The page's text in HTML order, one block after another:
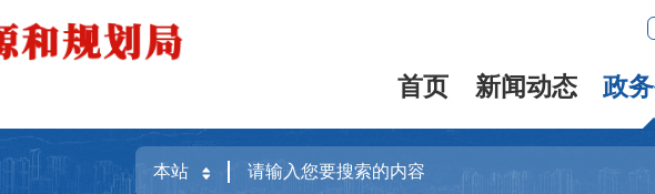
首页 新闻动态 政